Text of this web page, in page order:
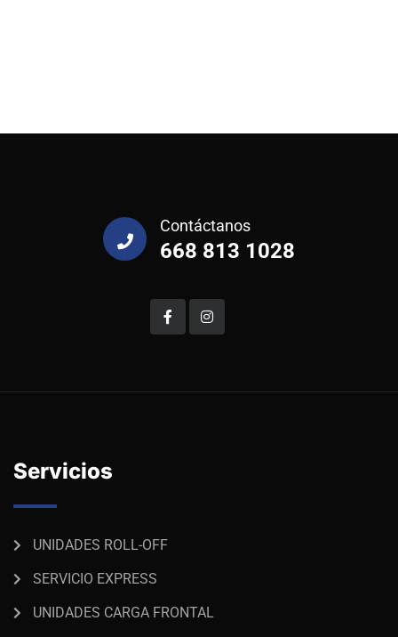
Contáctanos
668 813 1028
Servicios
UNIDADES ROLL-OFF
SERVICIO EXPRESS
UNIDADES CARGA FRONTAL